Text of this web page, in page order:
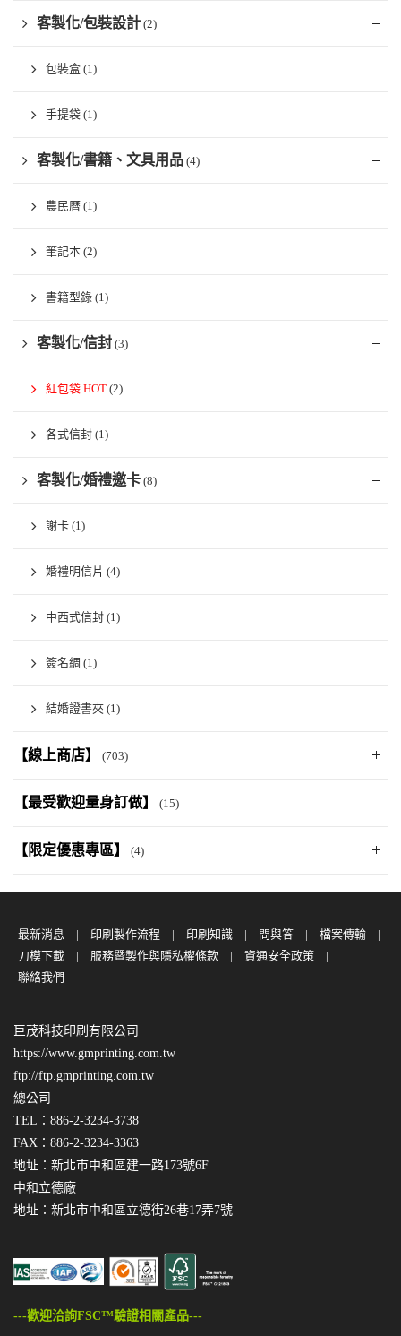
客製化/包裝設計 (2)
包裝盒 (1)
手提袋 (1)
客製化/書籍、文具用品 (4)
農民曆 (1)
筆記本 (2)
書籍型錄 (1)
客製化/信封 (3)
紅包袋 HOT (2)
各式信封 (1)
客製化/婚禮邀卡 (8)
謝卡 (1)
婚禮明信片 (4)
中西式信封 (1)
簽名綢 (1)
結婚證書夾 (1)
【線上商店】 (703)
【最受歡迎量身訂做】 (15)
【限定優惠專區】 (4)
最新消息 印刷製作流程 印刷知識 問與答
檔案傳輸
刀模下載
服務暨製作與隱私權條款
資通安全政策
聯絡我們
巨茂科技印刷有限公司
https://www.gmprinting.com.tw
ftp://ftp.gmprinting.com.tw
總公司
TEL：886-2-3234-3738
FAX：886-2-3234-3363
地址：新北市中和區建一路173號6F
中和立德廠
地址：新北市中和區立德街26巷17弄7號
---歡迎洽詢FSC™驗證相關產品---